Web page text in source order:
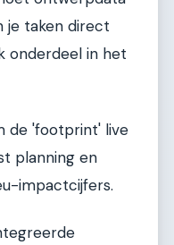
je taken direct
onderdeel in het
de 'footprint' live
planning en
impactcijfers.